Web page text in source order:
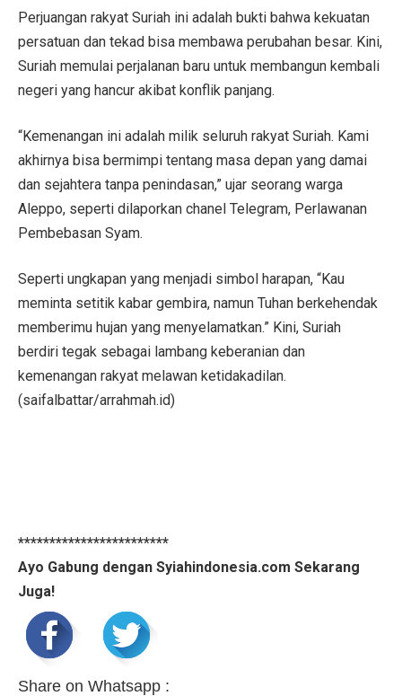
Perjuangan rakyat Suriah ini adalah bukti bahwa kekuatan
persatuan dan tekad bisa membawa perubahan besar. Kini,
Suriah memulai perjalanan baru untuk membangun kembali
negeri yang hancur akibat konflik panjang.
“Kemenangan ini adalah milik seluruh rakyat Suriah. Kami
akhirnya bisa bermimpi tentang masa depan yang damai
dan sejahtera tanpa penindasan,” ujar seorang warga
Aleppo, seperti dilaporkan chanel Telegram, Perlawanan
Pembebasan Syam.
Seperti ungkapan yang menjadi simbol harapan, “Kau
meminta setitik kabar gembira, namun Tuhan berkehendak
memberimu hujan yang menyelamatkan.” Kini, Suriah
berdiri tegak sebagai lambang keberanian dan
kemenangan rakyat melawan ketidakadilan.
(saifalbattar/arrahmah.id)
************************
Ayo Gabung dengan Syiahindonesia.com Sekarang
Juga!
Share on Whatsapp :